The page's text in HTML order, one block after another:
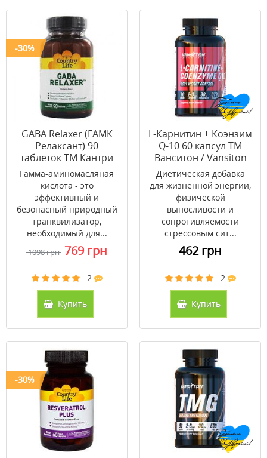
-30%
GABA Relaxer (ГАМК
Релаксант) 90
таблеток ТМ Кантри
Лайф / Country Life
Гамма-аминомасляная
кислота - это
эффективный и
безопасный природный
транквилизатор,
необходимый для...
1098 грн 769 грн
2
Купить
L-Карнитин + Коэнзим
Q-10 60 капсул ТМ
Ванситон / Vansiton
Диетическая добавка
для жизненной энергии,
физической
выносливости и
сопротивляемости
стрессовым сит...
462 грн
2
Купить
-30%